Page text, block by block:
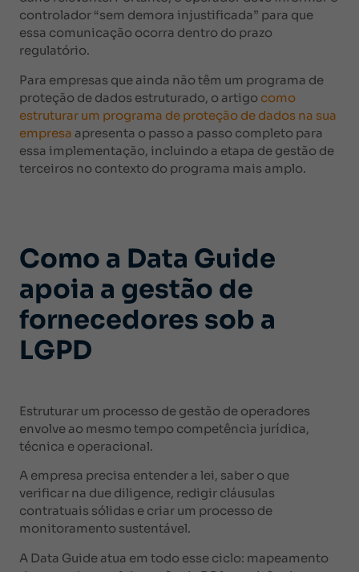
controlador “sem demora injustificada” para que
essa comunicação ocorra dentro do prazo
regulatório.
Para empresas que ainda não têm um programa de
proteção de dados estruturado, o artigo como
estruturar um programa de proteção de dados na sua
empresa apresenta o passo a passo completo para
essa implementação, incluindo a etapa de gestão de
terceiros no contexto do programa mais amplo.
Como a Data Guide
apoia a gestão de
fornecedores sob a
LGPD
Estruturar um processo de gestão de operadores
envolve ao mesmo tempo competência jurídica,
técnica e operacional.
A empresa precisa entender a lei, saber o que
verificar na due diligence, redigir cláusulas
contratuais sólidas e criar um processo de
monitoramento sustentável.
A Data Guide atua em todo esse ciclo: mapeamento